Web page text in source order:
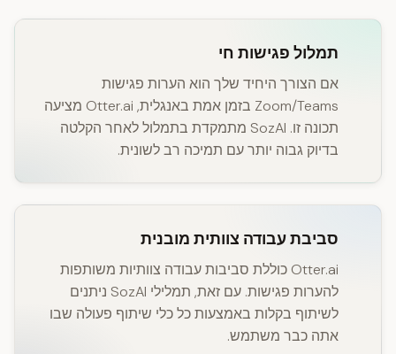
תמלול פגישות חי
אם הצורך היחיד שלך הוא הערות פגישות
Zoom/Teams בזמן אמת באנגלית, Otter.ai מציעה
תכונה זו. SozAI מתמקדת בתמלול לאחר הקלטה
בדיוק גבוה יותר עם תמיכה רב לשונית.
סביבת עבודה צוותית מובנית
Otter.ai כוללת סביבות עבודה צוותיות משותפות
להערות פגישות. עם זאת, תמלילי SozAI ניתנים
לשיתוף בקלות באמצעות כל כלי שיתוף פעולה שבו
אתה כבר משתמש.